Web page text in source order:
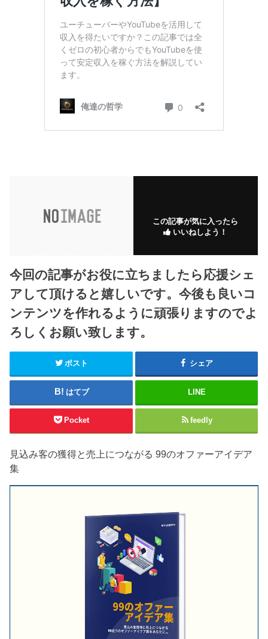
この記事が気に入ったら
いいねしよう！
今回の記事がお役に立ちましたら応援シェ
アして頂けると嬉しいです。今後も良いコ
ンテンツを作れるように頑張りますのでよ
ろしくお願い致します。
ポスト シェア
はてブ LINE
Pocket feedly
見込み客の獲得と売上につながる 99のオファーアイデア
集